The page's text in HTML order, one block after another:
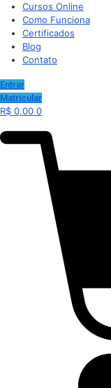
Cursos Online
Como Funciona
Certificados
Blog
Contato
Entrar
Matricular
R$ 0,00 0